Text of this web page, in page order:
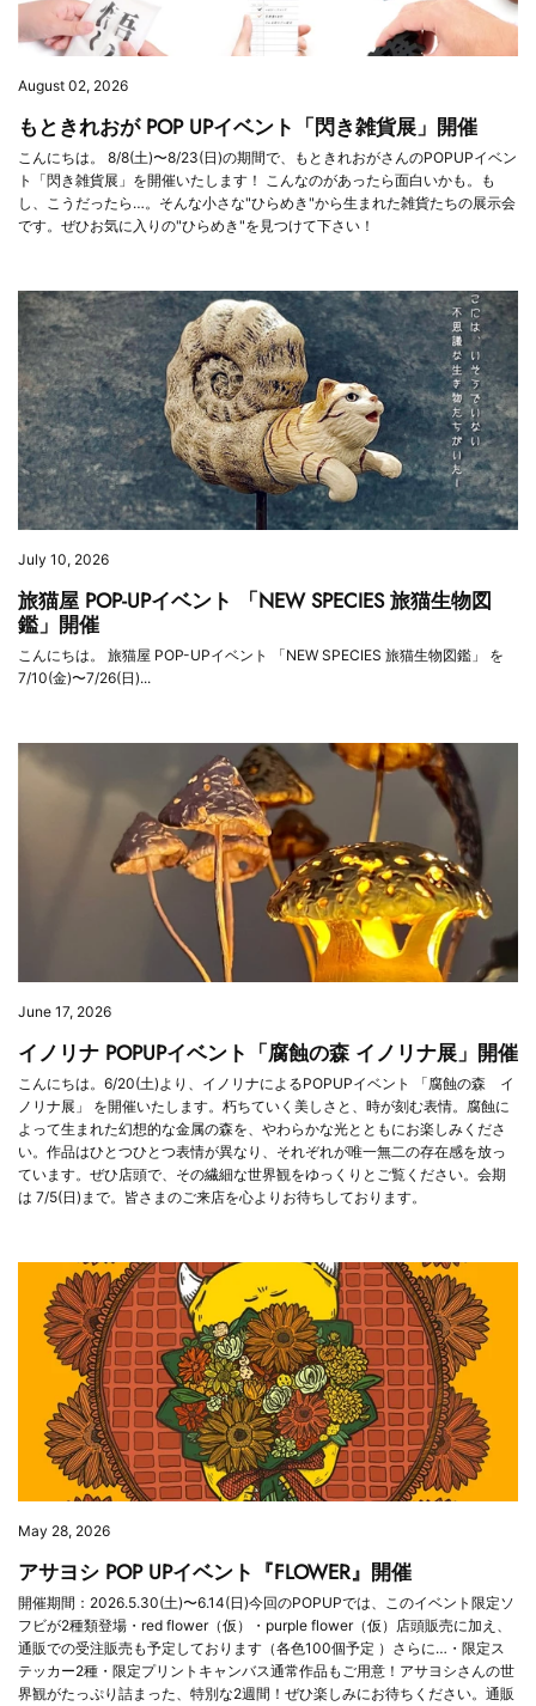
August 02, 2026
もときれおが POP UPイベント「閃き雑貨展」開催
こんにちは。 8/8(土)〜8/23(日)の期間で、もときれおがさんのPOPUPイベン
ト「閃き雑貨展」を開催いたします！ こんなのがあったら面白いかも。も
し、こうだったら…。そんな小さな"ひらめき"から生まれた雑貨たちの展示会
です。ぜひお気に入りの"ひらめき"を見つけて下さい！
July 10, 2026
旅猫屋 POP-UPイベント 「NEW SPECIES 旅猫生物図
鑑」開催
こんにちは。 旅猫屋 POP-UPイベント 「NEW SPECIES 旅猫生物図鑑」 を
7/10(金)〜7/26(日)...
June 17, 2026
イノリナ POPUPイベント「腐蝕の森 イノリナ展」開催
こんにちは。6/20(土)より、イノリナによるPOPUPイベント 「腐蝕の森 イ
ノリナ展」 を開催いたします。朽ちていく美しさと、時が刻む表情。腐蝕に
よって生まれた幻想的な金属の森を、やわらかな光とともにお楽しみくださ
い。作品はひとつひとつ表情が異なり、それぞれが唯一無二の存在感を放っ
ています。ぜひ店頭で、その繊細な世界観をゆっくりとご覧ください。会期
は 7/5(日)まで。皆さまのご来店を心よりお待ちしております。
May 28, 2026
アサヨシ POP UPイベント『FLOWER』開催
開催期間：2026.5.30(土)〜6.14(日)今回のPOPUPでは、このイベント限定ソ
フビが2種類登場・red flower（仮）・purple flower（仮）店頭販売に加え、
通販での受注販売も予定しております（各色100個予定 ）さらに…・限定ス
テッカー2種・限定プリントキャンバス通常作品もご用意！アサヨシさんの世
界観がたっぷり詰まった、特別な2週間！ぜひ楽しみにお待ちください。通販